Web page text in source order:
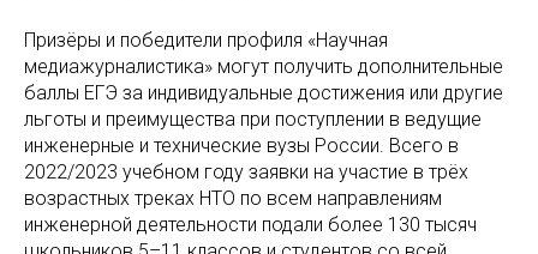
Призёры и победители профиля «Научная
медиажурналистика» могут получить дополнительные
баллы ЕГЭ за индивидуальные достижения или другие
льготы и преимущества при поступлении в ведущие
инженерные и технические вузы России. Всего в
2022/2023 учебном году заявки на участие в трёх
возрастных треках НТО по всем направлениям
инженерной деятельности подали более 130 тысяч